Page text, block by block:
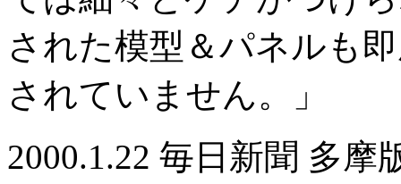
された模型＆パネルも
されていません。」
2000.1.22 毎日新聞 多摩